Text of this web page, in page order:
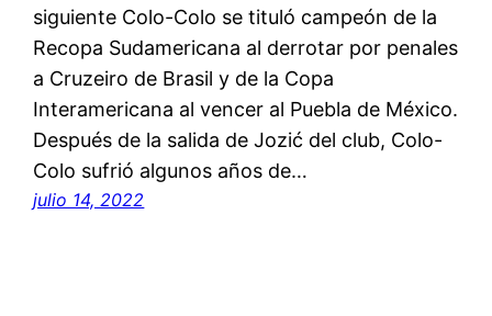
siguiente Colo-Colo se tituló campeón de la
Recopa Sudamericana al derrotar por penales
a Cruzeiro de Brasil y de la Copa
Interamericana al vencer al Puebla de México.
Después de la salida de Jozić del club, Colo-
Colo sufrió algunos años de…
julio 14, 2022